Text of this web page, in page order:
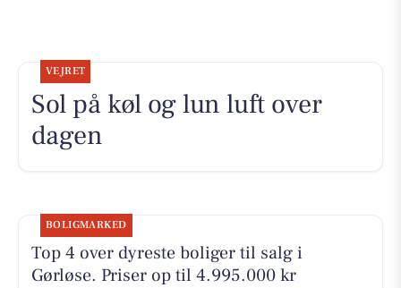
VEJRET
Sol på køl og lun luft over
dagen
BOLIGMARKED
Top 4 over dyreste boliger til salg i
Gørløse. Priser op til 4.995.000 kr